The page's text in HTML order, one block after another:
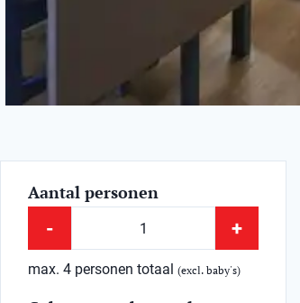
Aantal personen
- +
max. 4 personen totaal(excl. baby's)